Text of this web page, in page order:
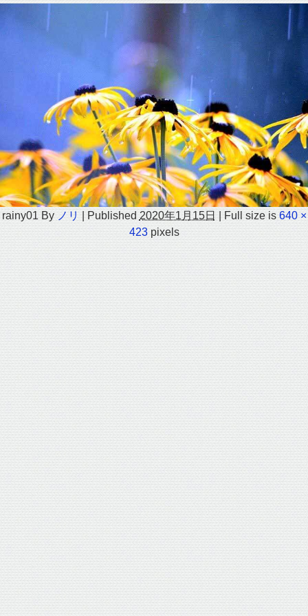
rainy01 By ノリ Published 2020年1月15日 Full size is 640 ×
423pixels